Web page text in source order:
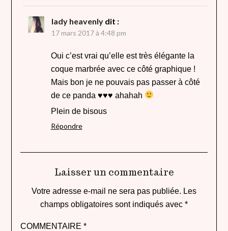
lady heavenly dit :
17 mars 2017 à 4:48 pm
Oui c’est vrai qu’elle est très élégante la
coque marbrée avec ce côté graphique !
Mais bon je ne pouvais pas passer à côté
de ce panda ♥♥♥ ahahah
Plein de bisous
Répondre
Laisser un commentaire
Votre adresse e-mail ne sera pas publiée. Les
champs obligatoires sont indiqués avec *
COMMENTAIRE *